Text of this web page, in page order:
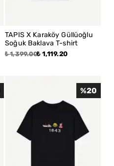
TAPIS X Karaköy Güllüoğlu
Soğuk Baklava T-shirt
₺ 1,399.00₺ 1,119.20
%20